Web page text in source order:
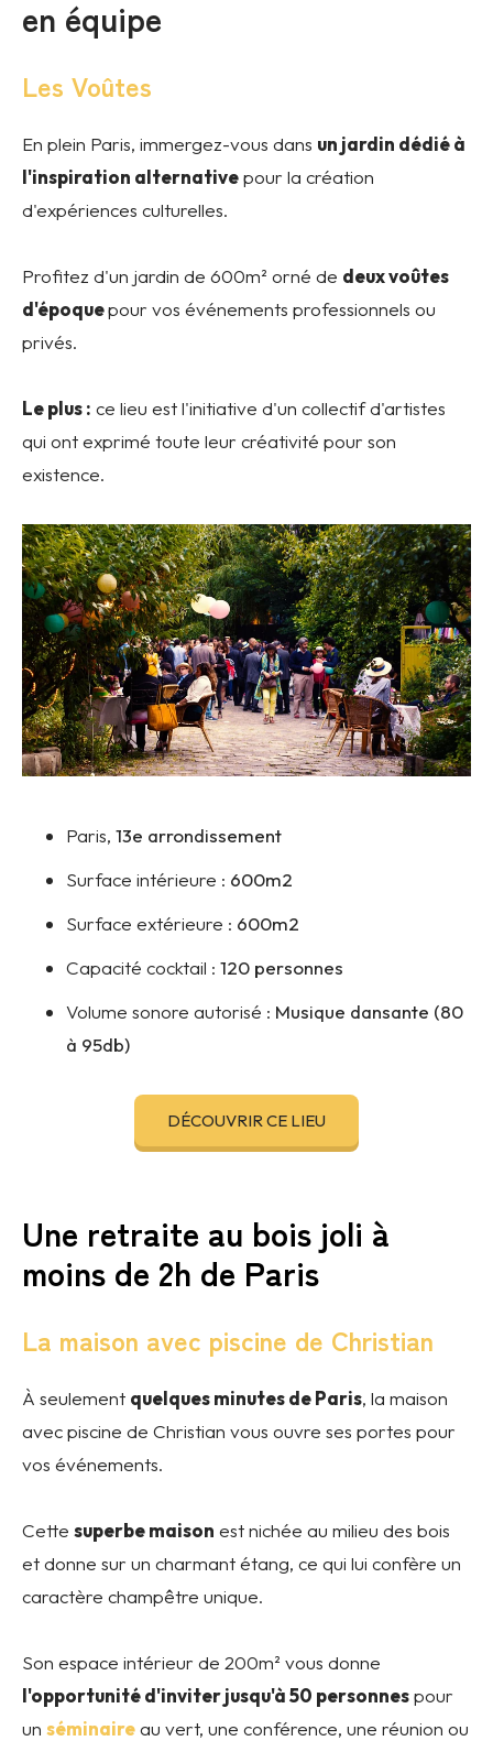
en équipe
Les Voûtes
En plein Paris, immergez-vous dans un jardin dédié à
l'inspiration alternativepour la création
d'expériences culturelles.
Profitez d'un jardin de 600m² orné de deux voûtes
d'époquepour vos événements professionnels ou
privés.
Le plus : ce lieu est l'initiative d'un collectif d'artistes
qui ont exprimé toute leur créativité pour son
existence.
Paris, 13e arrondissement
Surface intérieure : 600m2
Surface extérieure : 600m2
Capacité cocktail : 120 personnes
Volume sonore autorisé : Musique dansante (80
à 95db)
DÉCOUVRIR CE LIEU
Une retraite au bois joli à
moins de 2h de Paris
La maison avec piscine de Christian
À seulement quelques minutes de Paris, la maison
avec piscine de Christian vous ouvre ses portes pour
vos événements.
Cette superbe maison est nichée au milieu des bois
et donne sur un charmant étang, ce qui lui confère un
caractère champêtre unique.
Son espace intérieur de 200m² vous donne
l'opportunité d'inviter jusqu'à 50 personnespour
un séminaireau vert, une conférence, une réunion ou